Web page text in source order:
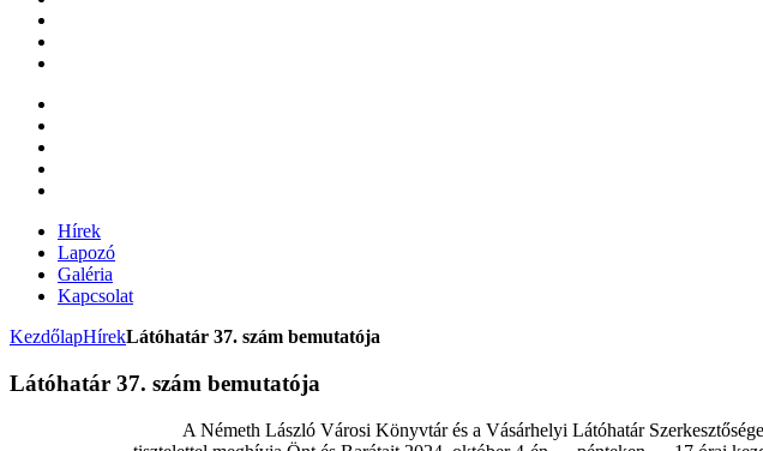
Hírek
Lapozó
Galéria
Kapcsolat
KezdőlapHírekLátóhatár 37. szám bemutatója
Látóhatár 37. szám bemutatója
A Németh László Városi Könyvtár és a Vásárhelyi Látóhatár Szerkesztősége